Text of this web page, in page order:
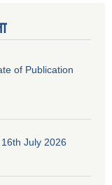
of Publication
July 2026